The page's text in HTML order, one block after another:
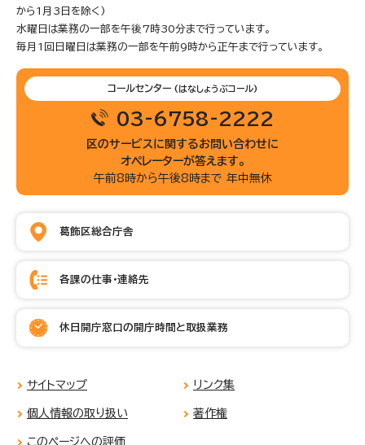
から1月3日を除く)
水曜日は業務の一部を午後7時30分まで行っています。
毎月1回日曜日は業務の一部を午前9時から正午まで行っています。
コールセンター (はなしょうぶコール)
03-6758-2222
区のサービスに関するお問い合わせに
オペレーターが答えます。
午前8時から午後8時まで 年中無休
葛飾区総合庁舎
各課の仕事・連絡先
休日開庁窓口の開庁時間と取扱業務
サイトマップ リンク集
個人情報の取り扱い 著作権
このページへの評価